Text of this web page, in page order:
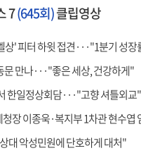
7(645회)클립영상
상' 피터 하윗 접견···"1분기 성장
문 만나···"좋은 세상, 건강하게"
한일정상회담···"고향 셔틀외교"
장 이종욱·복지부 1차관 현수엽
대 악성민원에 단호하게 대처"